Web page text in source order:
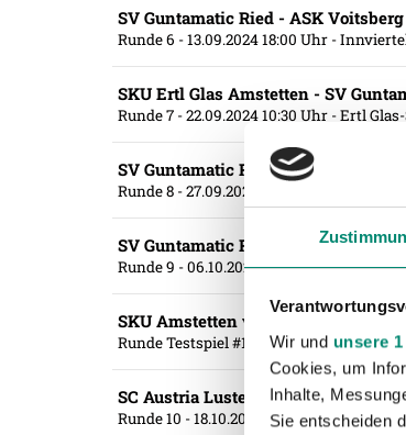
Wir und unsere
Cookies, um
Inhalte,
Sie entscheiden
SV Guntamatic Ried - ASK Voitsberg
Runde 6 - 13.09.2024 18:00 Uhr -
SKU Ertl Glas Amstetten - SV
Runde 7 - 22.09.2024 10:30 Uhr - Ertl
SV Guntamatic Ried - Rapid Wien II
Runde 8 - 27.09.2024 20:30 Uhr
SV Guntamatic Ried - SKN St. Pölten
Runde 9 - 06.10.2024 10:30 Uhr-
SKU Amstetten vs. SV Guntamatic
Runde Testspiel #1 - 09.10.2024 18:00 Uhr
SC Austria Lustenau - SV
Runde 10 - 18.10.2024 18:00 Uhr-